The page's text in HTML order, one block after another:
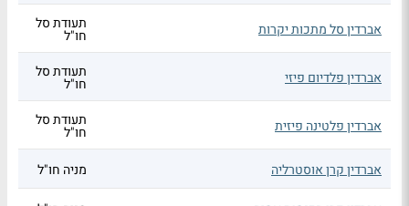
אברדין סל מתכות יקרות תעודת סל
חו"ל
אברדין פלדיום פיזי תעודת סל
חו"ל
אברדין פלטינה פיזית תעודת סל
חו"ל
אברדין קרן אוסטרליה
מניה חו"ל